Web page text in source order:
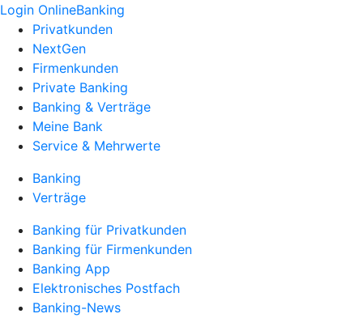
Login OnlineBanking
Privatkunden
NextGen
Firmenkunden
Private Banking
Banking & Verträge
Meine Bank
Service & Mehrwerte
Banking
Verträge
Banking für Privatkunden
Banking für Firmenkunden
Banking App
Elektronisches Postfach
Banking-News